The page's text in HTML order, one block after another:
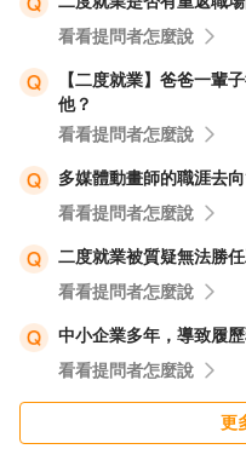
看看提問者怎麼說
【二度就業】爸爸一輩
他？
看看提問者怎麼說
多媒體動畫師的職涯去
看看提問者怎麼說
二度就業被質疑無法勝
看看提問者怎麼說
中小企業多年，導致履
看看提問者怎麼說
更